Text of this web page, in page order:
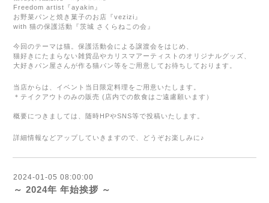
Freedom artist 『ayakin 』
お野菜パンと焼き菓子のお店『vezizi 』
with 猫の保護活動『茨城 さくらねこの会』
今回のテーマは猫。保護活動会による譲渡会をはじめ、
猫好きにたまらない雑貨品やカリスマアーティストのオリジナルグッズ、
大好きパン屋さんが作る猫パン等をご用意してお待ちしております。
当店からは、イベント当日限定料理をご用意いたします。
＊テイクアウトのみの販売 ( 店内での飲食はご遠慮願います）
概要につきましては、随時HPやSNS等で投稿いたします。
詳細情報などアップしていきますので、どうぞお楽しみに♪
2024-01-05 08:00:00
～ 2024年 年始挨拶 ～